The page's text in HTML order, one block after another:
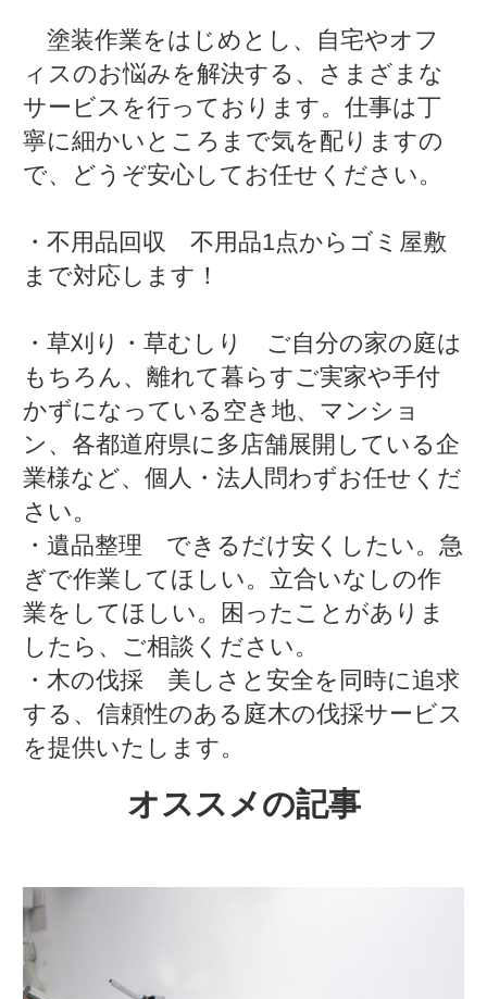
塗装作業をはじめとし、自宅やオフ
ィスのお悩みを解決する、さまざまな
サービスを行っております。仕事は丁
寧に細かいところまで気を配りますの
で、どうぞ安心してお任せください。
・不用品回収 不用品1点からゴミ屋敷
まで対応します！
・草刈り・草むしり ご自分の家の庭は
もちろん、離れて暮らすご実家や手付
かずになっている空き地、マンショ
ン、各都道府県に多店舗展開している企
業様など、個人・法人問わずお任せくだ
さい。
・遺品整理 できるだけ安くしたい。急
ぎで作業してほしい。立合いなしの作
業をしてほしい。困ったことがありま
したら、ご相談ください。
・木の伐採 美しさと安全を同時に追求
する、信頼性のある庭木の伐採サービス
を提供いたします。
オススメの記事